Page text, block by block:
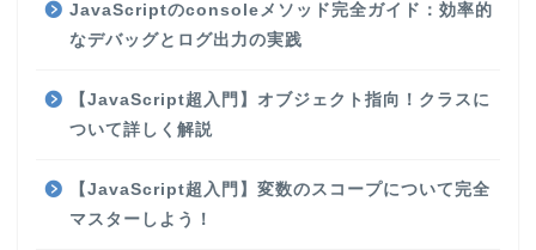
JavaScriptのconsoleメソッド完全ガイド：効率的
なデバッグとログ出力の実践
【JavaScript超入門】オブジェクト指向！クラスに
ついて詳しく解説
【JavaScript超入門】変数のスコープについて完全
マスターしよう！